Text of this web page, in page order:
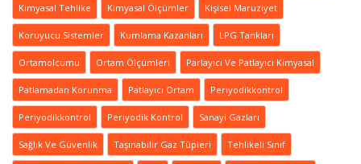
Kimyasal Tehlike Kimyasal Ölçümler Kişisel Maruziyet
Koruyucu Sistemler Kumlama Kazanları LPG Tankları
Ortamolcumu Ortam Ölçümleri Parlayıcı Ve Patlayıcı Kimyasal
Patlamadan Korunma Patlayıcı Ortam Periyodikkontrol
Periyodikkontrol Periyodik Kontrol Sanayi Gazları
Sağlık Ve Güvenlik Taşınabilir Gaz Tüpleri Tehlikeli Sınıf